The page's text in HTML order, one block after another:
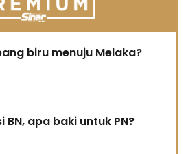
biru menuju Melaka?
BN, apa baki untuk PN?